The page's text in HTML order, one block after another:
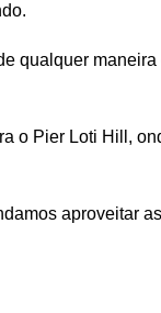
qualquer
o Pier Loti Hill,
aproveitar